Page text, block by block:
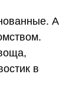
А
в